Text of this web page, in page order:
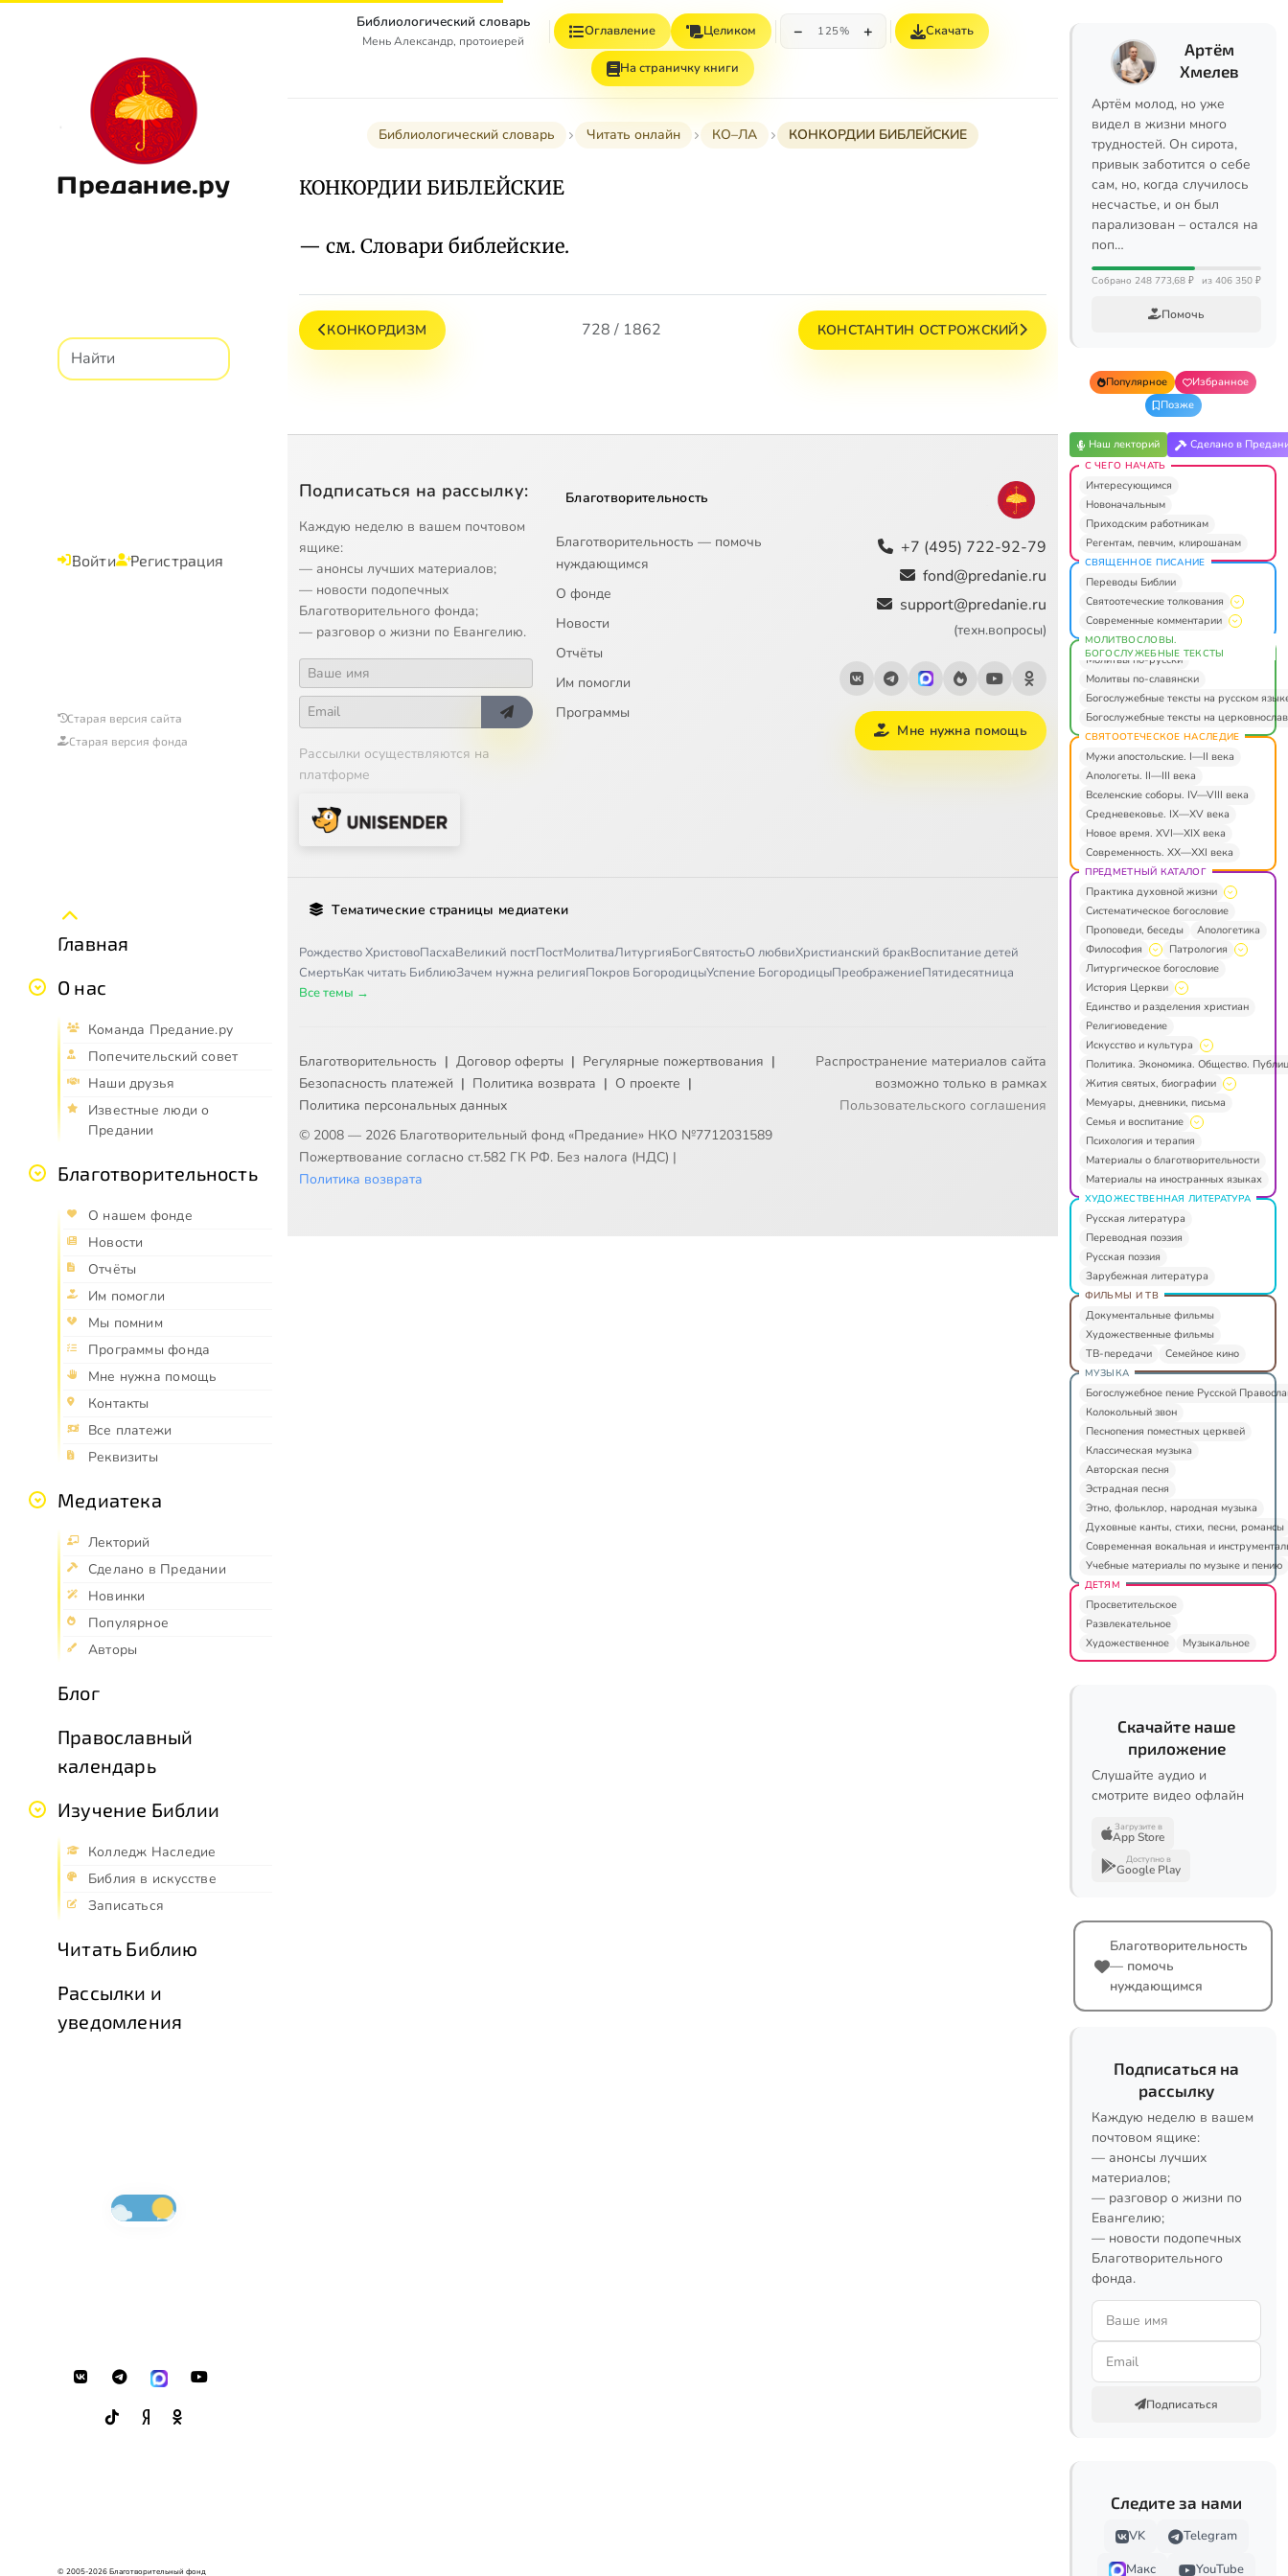
Предание.ру
Войти Регистрация
Старая версия сайта
Старая версия фонда
Главная
О нас
Команда Предание.ру
Попечительский совет
Наши друзья
Известные люди о
Предании
Благотворительность
О нашем фонде
Новости
Отчёты
Им помогли
Мы помним
Программы фонда
Мне нужна помощь
Контакты
Все платежи
Реквизиты
Медиатека
Лекторий
Сделано в Предании
Новинки
Популярное
Авторы
Блог
Православный
календарь
Изучение Библии
Колледж Наследие
Библия в искусстве
Записаться
Читать Библию
Рассылки и
уведомления
© 2005-2026 Благотворительный фонд
Библиологический словарь
Мень Александр, протоиерей
Оглавление Целиком − 125% + Скачать
На страничку книги
Библиологический словарь Читать онлайн КО–ЛА КОНКОРДИИ БИБЛЕЙСКИЕ
КОНКОРДИИ БИБЛЕЙСКИЕ
— см. Словари библейские.
КОНКОРДИЗМ 728 / 1862 КОНСТАНТИН ОСТРОЖСКИЙ
Подписаться на рассылку:
Каждую неделю в вашем почтовом
ящике:
— анонсы лучших материалов;
— новости подопечных
Благотворительного фонда;
— разговор о жизни по Евангелию.
Рассылки осуществляются на
платформе
Благотворительность
Благотворительность — помочь
нуждающимся
О фонде
Новости
Отчёты
Им помогли
Программы
+7 (495) 722-92-79
fond@predanie.ru
support@predanie.ru
(техн.вопросы)
Мне нужна помощь
Тематические страницы медиатеки
Рождество ХристовоПасхаВеликий постПостМолитваЛитургияБогСвятостьО любвиХристианский бракВоспитание детей
СмертьКак читать БиблиюЗачем нужна религияПокров БогородицыУспение БогородицыПреображениеПятидесятница
Все темы →
Благотворительность | Договор оферты | Регулярные пожертвования |
Безопасность платежей | Политика возврата | О проекте |
Политика персональных данных
© 2008 — 2026 Благотворительный фонд «Предание» НКО №7712031589
Пожертвование согласно ст.582 ГК РФ. Без налога (НДС) |
Политика возврата
Распространение материалов сайта
возможно только в рамках
Пользовательского соглашения
Артём
Хмелев
Артём молод, но уже
видел в жизни много
трудностей. Он сирота,
привык заботится о себе
сам, но, когда случилось
несчастье, и он был
парализован – остался на
поп…
Собрано 248 773,68 ₽ из 406 350 ₽
Помочь
Популярное
Избранное
Позже
Наш лекторий Сделано в
С ЧЕГО НАЧАТЬ
Интересующимся
Новоначальным
Приходским работникам
Регентам, певчим, клирошанам
СВЯЩЕННОЕ ПИСАНИЕ
Переводы Библии
Святоотеческие толкования
Современные комментарии
МОЛИТВОСЛОВЫ.
БОГОСЛУЖЕБНЫЕ ТЕКСТЫ
Молитвы по-русски
Молитвы по-славянски
Богослужебные тексты на русском
Богослужебные тексты на
СВЯТООТЕЧЕСКОЕ НАСЛЕДИЕ
Мужи апостольские. I—II века
Апологеты. II—III века
Вселенские соборы. IV—VIII века
Средневековье. IX—XV века
Новое время. XVI—XIX века
Современность. XX—XXI века
ПРЕДМЕТНЫЙ КАТАЛОГ
Практика духовной жизни
Систематическое богословие
Проповеди, беседы
Апологетика
Философия
Патрология
Литургическое богословие
История Церкви
Единство и разделения христиан
Религиоведение
Искусство и культура
Политика. Экономика. Общество.
Жития святых, биографии
Мемуары, дневники, письма
Семья и воспитание
Психология и терапия
Материалы о благотворительности
Материалы на иностранных языках
ХУДОЖЕСТВЕННАЯ ЛИТЕРАТУРА
Русская литература
Переводная поэзия
Русская поэзия
Зарубежная литература
ФИЛЬМЫ И ТВ
Документальные фильмы
Художественные фильмы
ТВ-передачи
Семейное кино
МУЗЫКА
Богослужебное пение Русской
Колокольный звон
Песнопения поместных церквей
Классическая музыка
Авторская песня
Эстрадная песня
Этно, фольклор, народная музыка
Духовные канты, стихи, песни, романсы
Современная вокальная и
Учебные материалы по музыке и пению
ДЕТЯМ
Просветительское
Развлекательное
Художественное
Музыкальное
Скачайте наше
приложение
Слушайте аудио и
смотрите видео офлайн
Загрузите в
App Store
Доступно в
Google Play
Благотворительность
— помочь
нуждающимся
Подписаться на
рассылку
Каждую неделю в вашем
почтовом ящике:
— анонсы лучших
материалов;
— разговор о жизни по
Евангелию;
— новости подопечных
Благотворительного
фонда.
Подписаться
Следите за нами
VK
Telegram
Макс
YouTube